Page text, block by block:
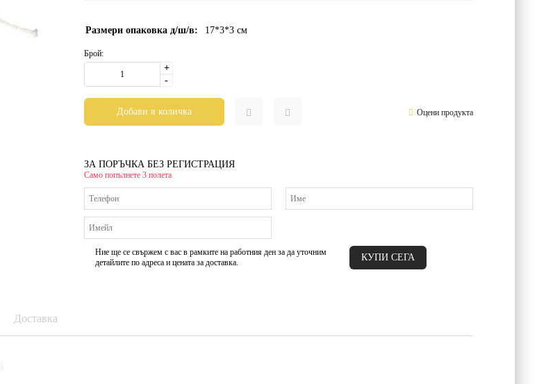
Размери опаковка д/ш/в: 17*3*3 см
Брой:
+
-
Оцени продукта
ЗА ПОРЪЧКА БЕЗ РЕГИСТРАЦИЯ
Само попълнете 3 полета
Ние ще се свържем с вас в рамките на работния ден за да уточним
детайлите по адреса и цената за доставка.
Доставка